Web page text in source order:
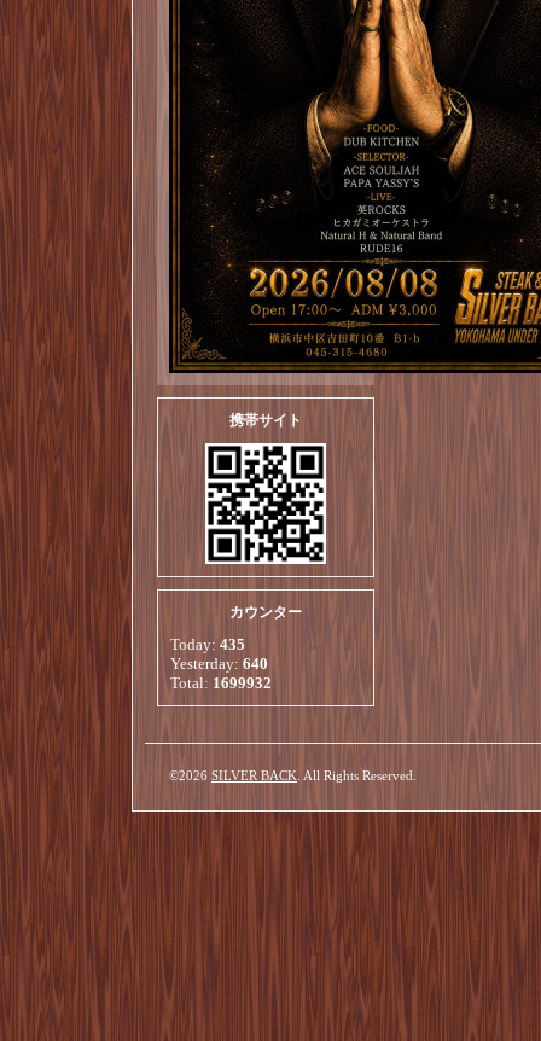
携帯サイト
カウンター
Today: 435
Yesterday: 640
Total: 1699932
©2026 SILVER BACK . All Rights Reserved.